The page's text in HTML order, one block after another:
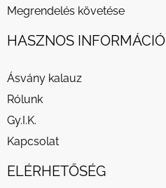
Megrendelés követése
HASZNOS INFORMÁCIÓ
Ásvány kalauz
Rólunk
Gy.I.K.
Kapcsolat
ELÉRHETŐSÉG